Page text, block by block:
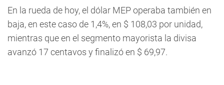
En la rueda de hoy, el dólar MEP operaba también en
baja, en este caso de 1,4%, en $ 108,03 por unidad,
mientras que en el segmento mayorista la divisa
avanzó 17 centavos y finalizó en $ 69,97.